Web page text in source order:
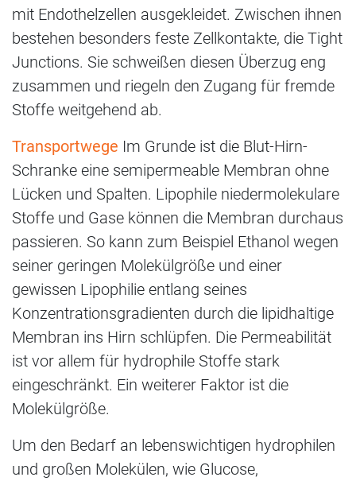
mit Endothelzellen ausgekleidet. Zwischen ihnen
bestehen besonders feste Zellkontakte, die Tight
Junctions. Sie schweißen diesen Überzug eng
zusammen und riegeln den Zugang für fremde
Stoffe weitgehend ab.
Transportwege Im Grunde ist die Blut-Hirn-
Schranke eine semipermeable Membran ohne
Lücken und Spalten. Lipophile niedermolekulare
Stoffe und Gase können die Membran durchaus
passieren. So kann zum Beispiel Ethanol wegen
seiner geringen Molekülgröße und einer
gewissen Lipophilie entlang seines
Konzentrationsgradienten durch die lipidhaltige
Membran ins Hirn schlüpfen. Die Permeabilität
ist vor allem für hydrophile Stoffe stark
eingeschränkt. Ein weiterer Faktor ist die
Molekülgröße.
Um den Bedarf an lebenswichtigen hydrophilen
und großen Molekülen, wie Glucose,